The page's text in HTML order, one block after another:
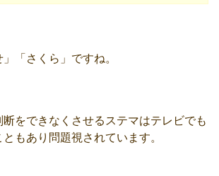
「さくら」ですね。
をできなくさせるステマはテレビでも
もあり問題視されています。